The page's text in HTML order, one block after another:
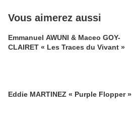
Vous aimerez aussi
Emmanuel AWUNI & Maceo GOY-
CLAIRET « Les Traces du Vivant »
Eddie MARTINEZ « Purple Flopper »